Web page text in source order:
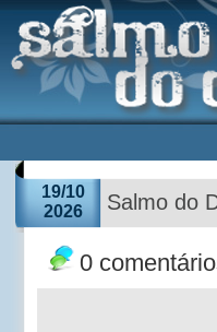
19/10
2026
Salmo do
0